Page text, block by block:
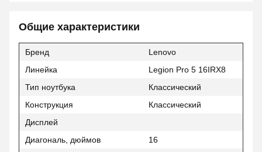
Общие характеристики
Бренд
Lenovo
Линейка
Legion Pro 5 16IRX8
Тип ноутбука
Классический
Конструкция
Классический
Дисплей
Диагональ, дюймов
16